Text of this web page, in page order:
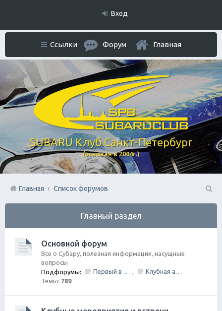
Вход
SUBARU Клуб Санкт-Петербург
(основан в 2004г.)
Ссылки Форум Главная
Главная
Список форумов
П
Главный раздел
Основной форум
Все о Субару, полезная информация, насущные
вопросы
Подфорумы:
Первый в Петербурге Subafest 2015 ,
Клубная атрибутика
Темы: 789